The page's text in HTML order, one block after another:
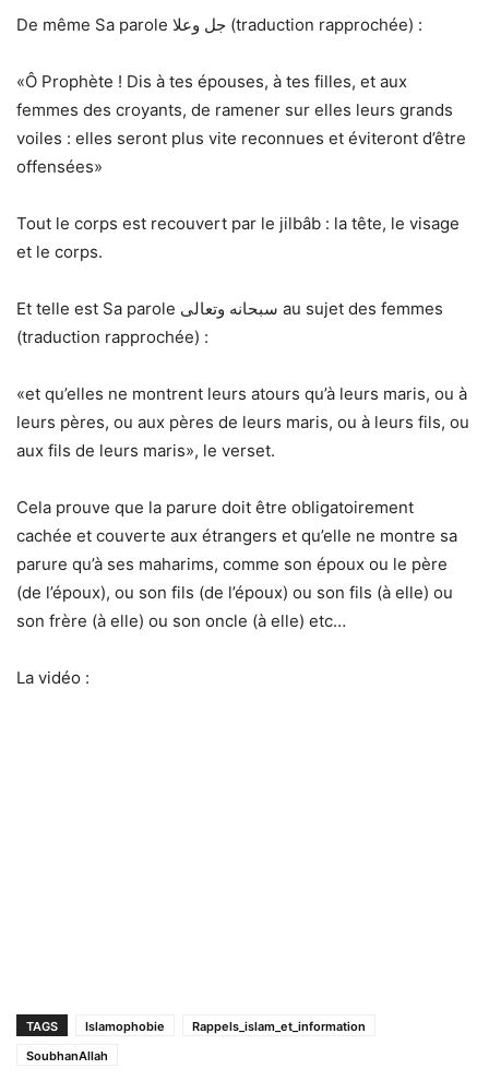
De même Sa parole جل وعلا (traduction rapprochée) :
«Ô Prophète ! Dis à tes épouses, à tes filles, et aux
femmes des croyants, de ramener sur elles leurs grands
voiles : elles seront plus vite reconnues et éviteront d’être
offensées»
Tout le corps est recouvert par le jilbâb : la tête, le visage
et le corps.
Et telle est Sa parole سبحانه وتعالى au sujet des femmes
(traduction rapprochée) :
«et qu’elles ne montrent leurs atours qu’à leurs maris, ou à
leurs pères, ou aux pères de leurs maris, ou à leurs fils, ou
aux fils de leurs maris», le verset.
Cela prouve que la parure doit être obligatoirement
cachée et couverte aux étrangers et qu’elle ne montre sa
parure qu’à ses maharims, comme son époux ou le père
(de l’époux), ou son fils (de l’époux) ou son fils (à elle) ou
son frère (à elle) ou son oncle (à elle) etc…
La vidéo :
TAGS Islamophobie
Rappels_islam_et_information
SoubhanAllah